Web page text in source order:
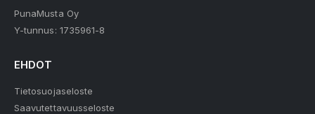
PunaMusta Oy
Y-tunnus: 1735961-8
EHDOT
Tietosuojaseloste
Saavutettavuusseloste